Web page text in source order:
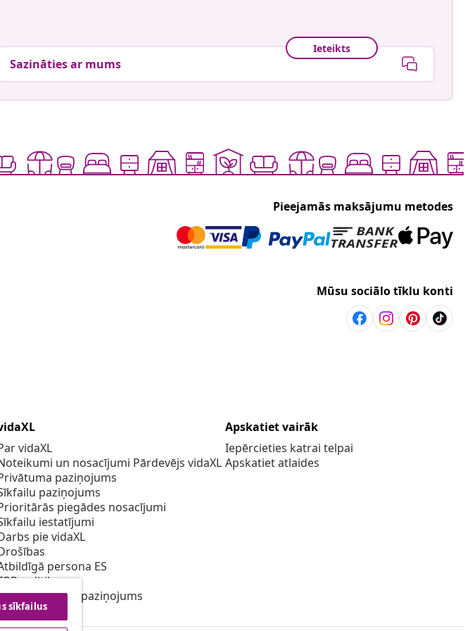
Ieteikts
Sazināties ar mums
Pieejamās maksājumu metodes
Mūsu sociālo tīklu konti
vidaXL
un nosacījumi Pārdevējs vidaXL
paziņojums
paziņojums
piegādes nosacījumi
iestatījumi
pie vidaXL
persona ES
politiku
paziņojums
Apskatiet vairāk
Iepērcieties katrai telpai
Apskatiet atlaides
sīkfailus